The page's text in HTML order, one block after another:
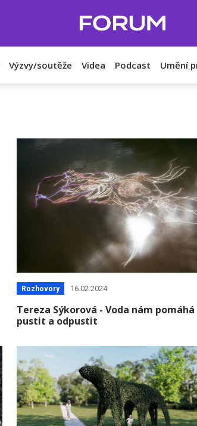
Výzvy/soutěže Videa Podcast Umění
Rozhovory 16.02.2024
Tereza Sýkorová - Voda nám pomáhá
pustit a odpustit